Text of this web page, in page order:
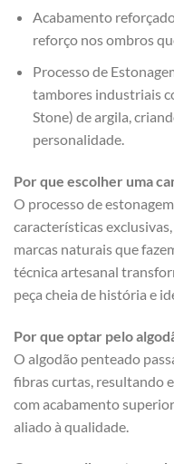
Acabamento
reforço nos ombros
Processo de
tambores industriais
Stone) de argila,
personalidade.
Por que escolher uma
O processo de
características
marcas naturais que
técnica artesanal
peça cheia de história e
Por que optar pelo
O algodão penteado
fibras curtas, resultando
com acabamento
aliado à qualidade.